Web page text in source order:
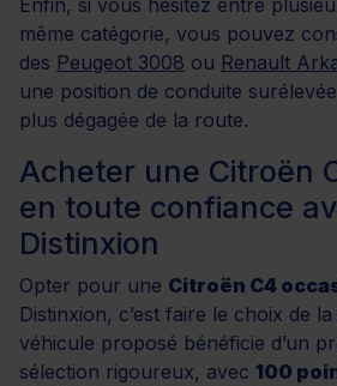
Enfin, si vous hésitez entre
même catégorie, vous pouvez
des Peugeot 3008 ou Renault
une position de conduite
plus dégagée de la route.
Acheter une Citroën
en toute confiance
Distinxion
Opter pour une Citroën C4
Distinxion, c’est faire le choix de
véhicule proposé bénéficie d’un
sélection rigoureux, avec 100